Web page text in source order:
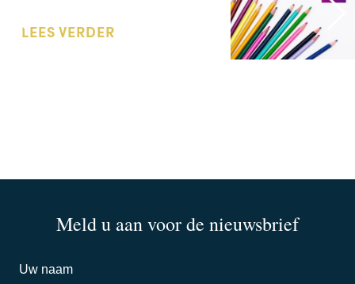
LEES VERDER
Meld u aan voor de nieuwsbrief